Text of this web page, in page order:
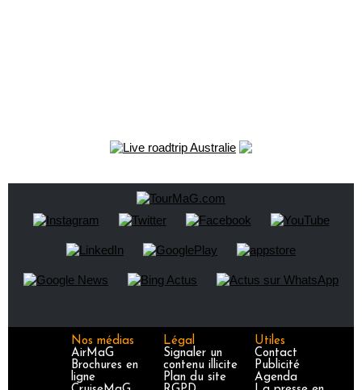
Nos médias
AirMaG
Brochures en
ligne
Légal
Signaler un
contenu illicite
Plan du site
Utiles
Contact
Publicité
Agenda